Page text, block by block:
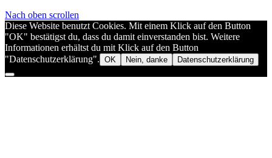
Nach oben scrollen
Diese Website benutzt Cookies. Mit einem Klick auf den Button
"OK" bestätigst du, dass du damit einverstanden bist. Weitere
Informationen erhältst du mit Klick auf den Button
"Datenschutzerklärung". OK Nein, danke Datenschutzerklärung